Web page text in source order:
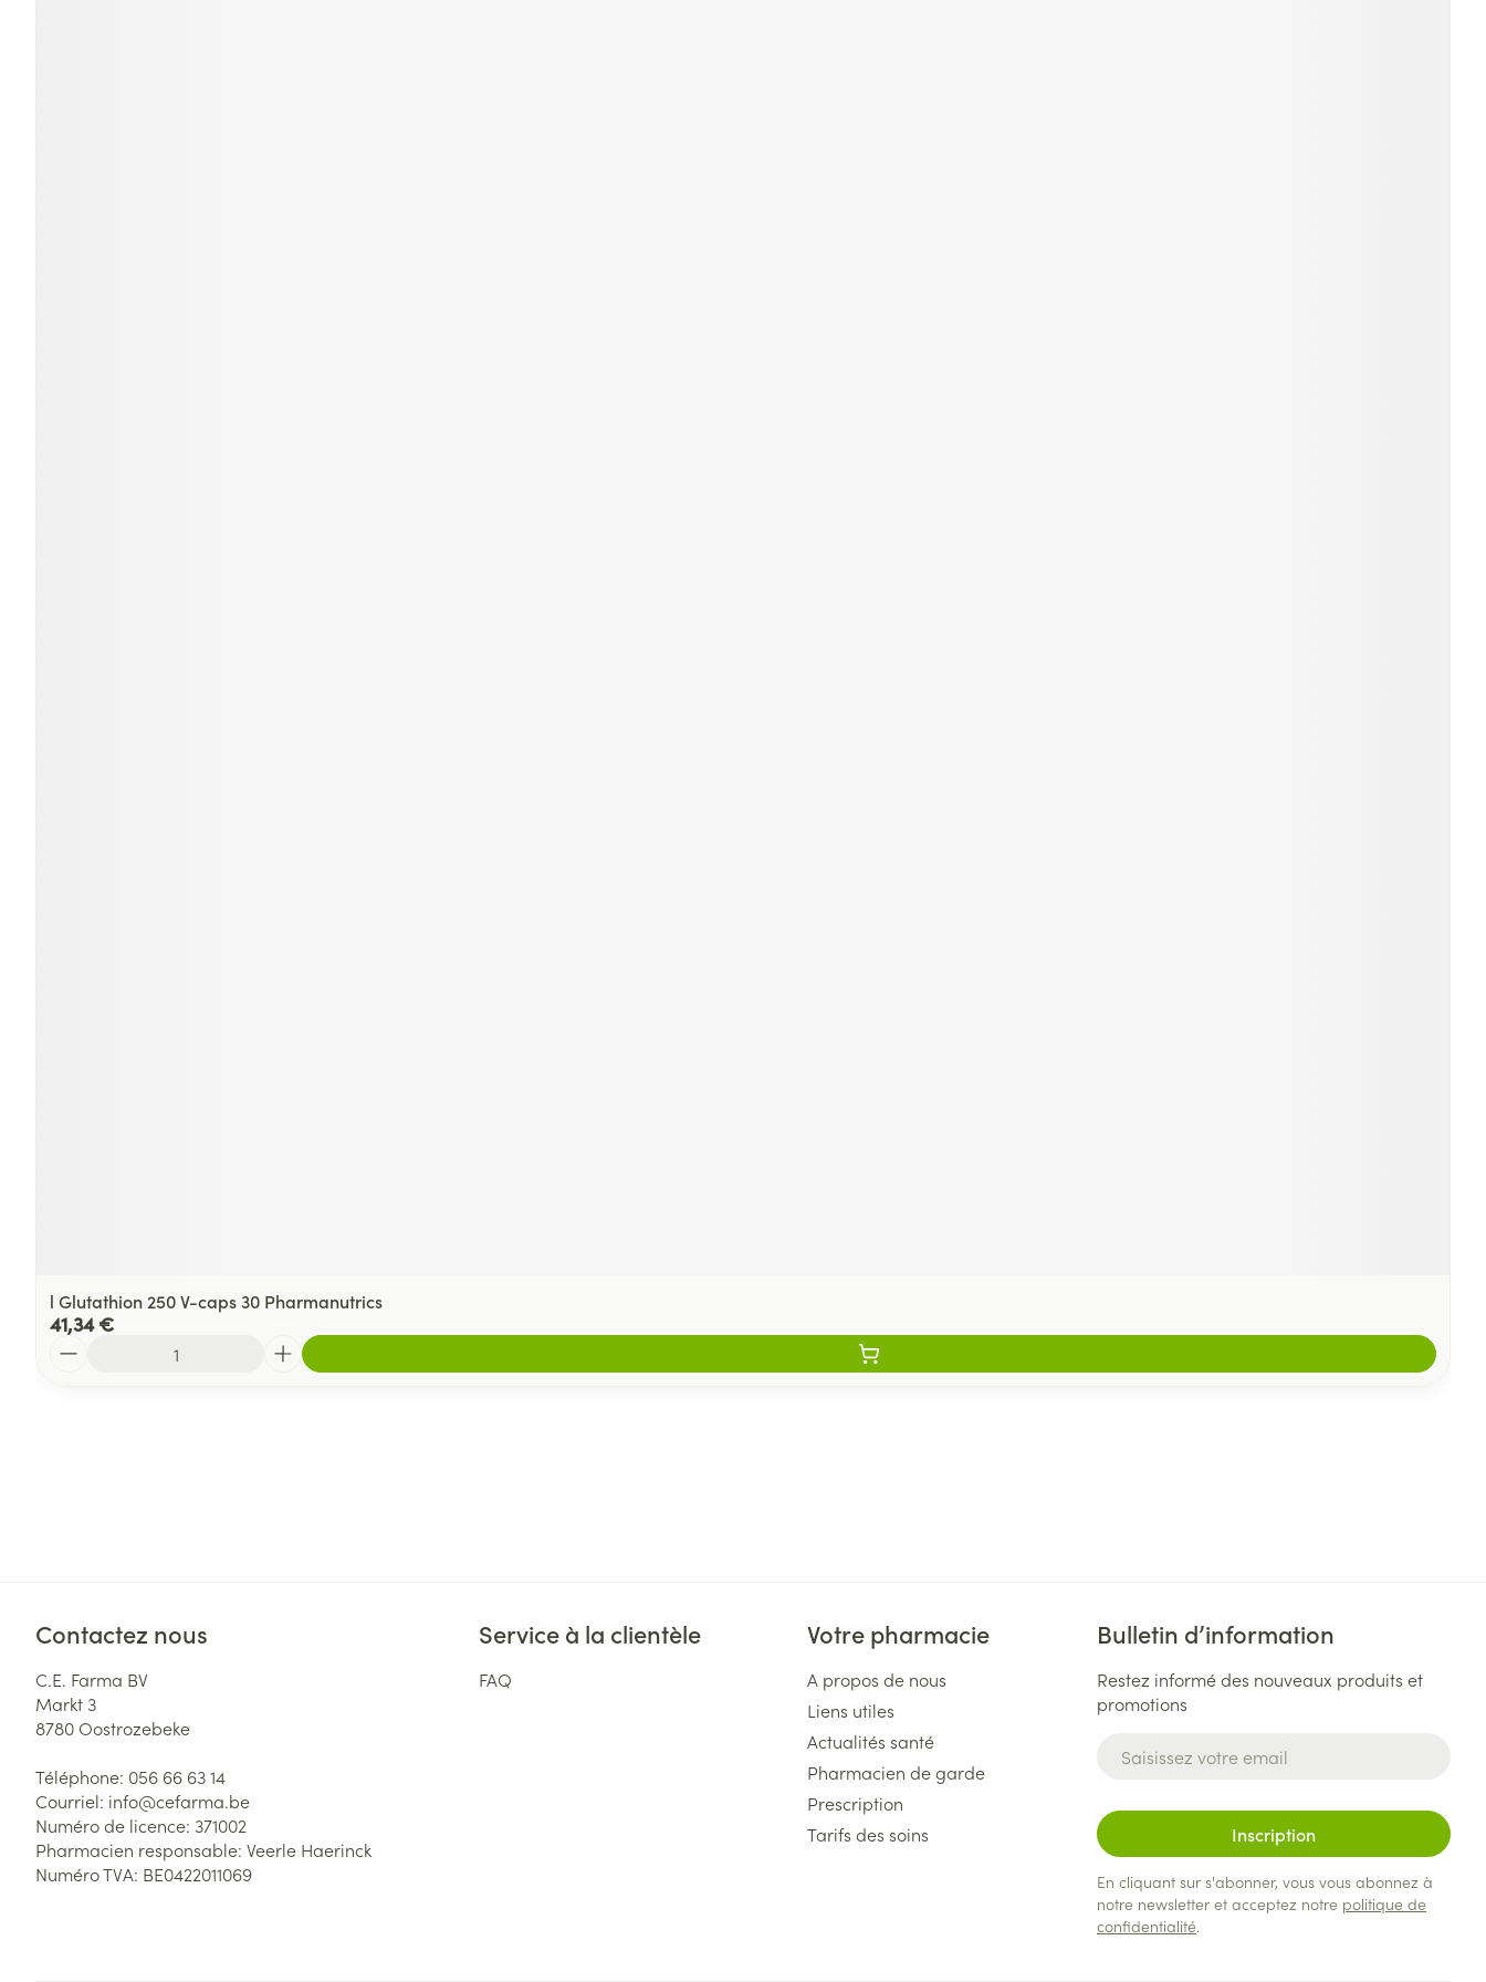
l Glutathion 250 V-caps 30 Pharmanutrics
41,34 €
Contactez nous
C.E. Farma BV
Markt 3
8780Oostrozebeke
Téléphone: 056 66 63 14
Courriel: info@cefarma.be
Numéro de licence: 371002
Pharmacien responsable: Veerle Haerinck
Numéro TVA: BE0422011069
Service à la clientèle
FAQ
Votre pharmacie
A propos de nous
Liens utiles
Actualités santé
Pharmacien de garde
Prescription
Tarifs des soins
Bulletin d’information
Restez informé des nouveaux produits et
promotions
Inscription
En cliquant sur s'abonner, vous vous abonnez à
notre newsletter et acceptez notre politique de
confidentialité.